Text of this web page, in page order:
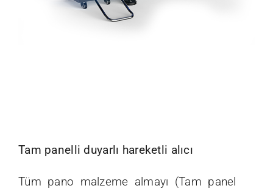
Tam panelli duyarlı hareketli alıcı
Tüm pano malzeme almayı (Tam panel